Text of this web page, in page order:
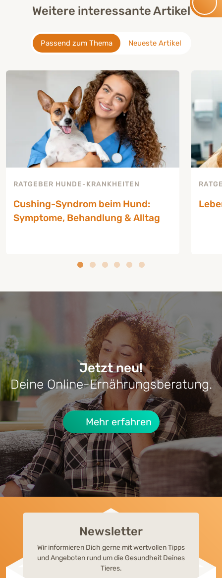
Weitere interessante Artikel
Passend zum Thema Neueste Artikel
RATGEBER HUNDE-KRANKHEITEN
Cushing-Syndrom beim Hund:
Symptome, Behandlung & Alltag
RATGEBER HUNDE-KRANKHEITEN
Cushing-Syndrom beim Hund:
Symptome, Behandlung & Alltag
Jetzt neu!
Deine Online-Ernährungsberatung.
Mehr erfahren
Newsletter
Wir informieren Dich gerne mit wertvollen Tipps
und Angeboten rund um die Gesundheit Deines
Tieres.